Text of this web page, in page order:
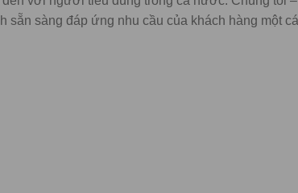
sẵn sàng đáp ứng nhu cầu của khách hàng một